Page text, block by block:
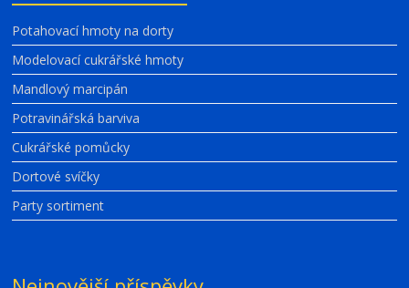
Potahovací hmoty na dorty
Modelovací cukrářské hmoty
Mandlový marcipán
Potravinářská barviva
Cukrářské pomůcky
Dortové svíčky
Party sortiment